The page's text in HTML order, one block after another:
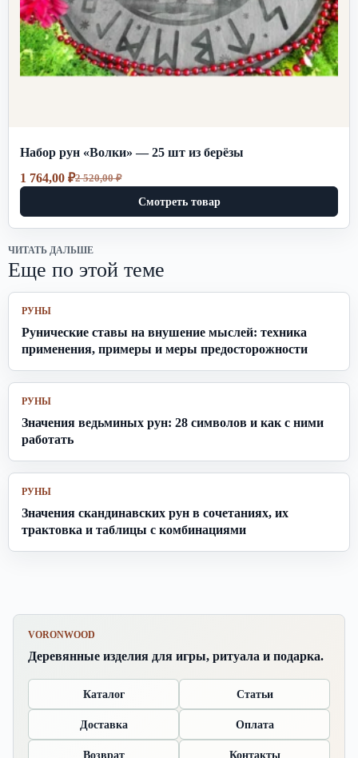
Набор рун «Волки» — 25 шт из берёзы
2 520,00₽
Первоначальная
2
520,00 ₽.
1 764,00 ₽
Текущая
764,00 ₽.
Смотреть товар
ЧИТАТЬ ДАЛЬШЕ
Еще по этой теме
РУНЫ
Рунические ставы на внушение мыслей: техника
применения, примеры и меры предосторожности
РУНЫ
Значения ведьминых рун: 28 символов и как с ними
работать
РУНЫ
Значения скандинавских рун в сочетаниях, их
трактовка и таблицы с комбинациями
VORONWOOD
Деревянные изделия для игры, ритуала и подарка.
Каталог Статьи
Доставка Оплата
Возврат Контакты